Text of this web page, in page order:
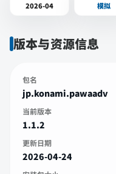
2026-04 模拟
版本与资源信息
包名
jp.konami.pawaadv
当前版本
1.1.2
更新日期
2026-04-24